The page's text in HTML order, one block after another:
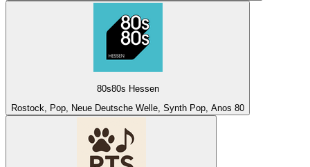
80s80s Hessen
Rostock, Pop, Neue Deutsche Welle, Synth Pop, Anos 80